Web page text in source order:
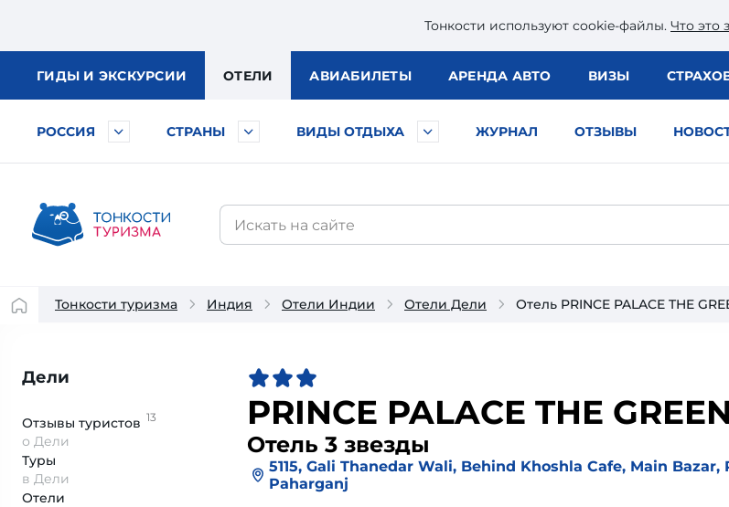
Тонкости используют сookie-файлы. Что это
ГИДЫ И ЭКСКУРСИИ ОТЕЛИ АВИАБИЛЕТЫ АРЕНДА АВТО ВИЗЫ
РОССИЯ СТРАНЫ ВИДЫ ОТДЫХА ЖУРНАЛ ОТЗЫВЫ
Тонкости туризма Индия Отели Индии Отели Дели Отель PRINCE PALACE THE
Дели
Отзывы туристов 13
о Дели
Туры
в Дели
Отели
PRINCE PALACE THE
Отель 3 звезды
5115, Gali Thanedar Wali, Behind Khoshla Cafe, Main
Paharganj